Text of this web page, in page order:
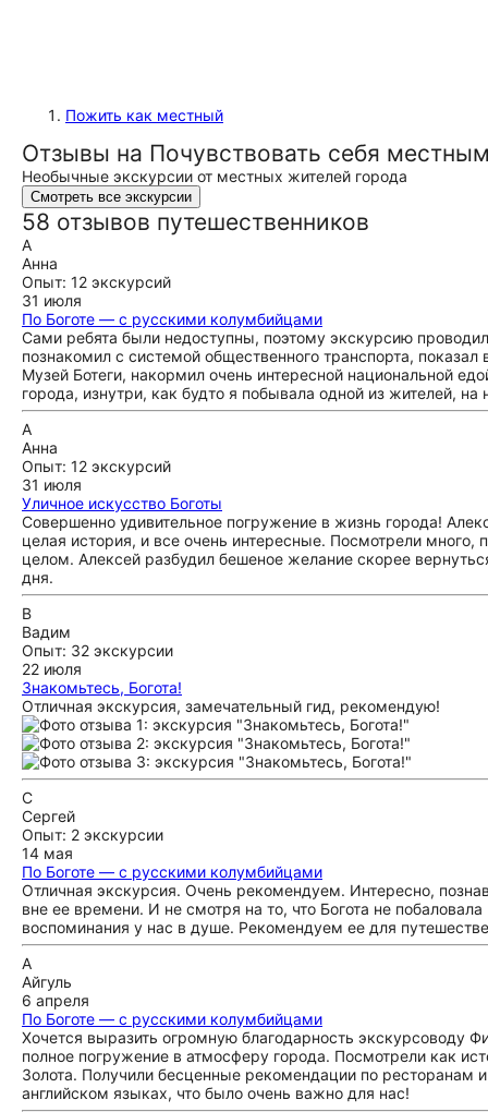
Пожить как местный
Отзывы на Почувствовать себя
Необычные экскурсии от местных жителей города
Смотреть все экскурсии
58 отзывов путешественников
А
Анна
Опыт: 12 экскурсий
31 июля
По Боготе — с русскими колумбийцами
Сами ребята были недоступны, поэтому экскурсию
познакомил с системой общественного транспорта,
Музей Ботеги, накормил очень интересной национальной
города, изнутри, как будто я побывала одной из жителей, на
А
Анна
Опыт: 12 экскурсий
31 июля
Уличное искусство Боготы
Совершенно удивительное погружение в жизнь города!
целая история, и все очень интересные. Посмотрели много,
целом. Алексей разбудил бешеное желание скорее
дня.
В
Вадим
Опыт: 32 экскурсии
22 июля
Знакомьтесь, Богота!
Отличная экскурсия, замечательный гид, рекомендую!
С
Сергей
Опыт: 2 экскурсии
14 мая
По Боготе — с русскими колумбийцами
Отличная экскурсия. Очень рекомендуем. Интересно,
вне ее времени. И не смотря на то, что Богота не
воспоминания у нас в душе. Рекомендуем ее для
А
Айгуль
6 апреля
По Боготе — с русскими колумбийцами
Хочется выразить огромную благодарность экскурсоводу
полное погружение в атмосферу города. Посмотрели как
Золота. Получили бесценные рекомендации по
английском языках, что было очень важно для нас!